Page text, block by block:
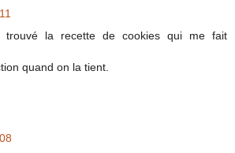
trouvé la recette de cookies qui me fait
quand on la tient.